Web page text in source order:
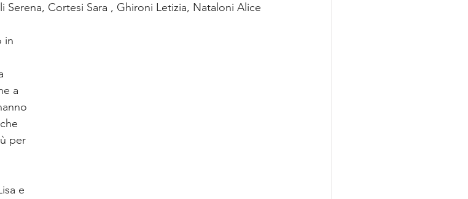
Cortesi Sara , Ghironi Letizia, Nataloni Alice
a
per
e